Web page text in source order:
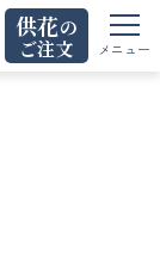
供花の
ご注文
メニュー